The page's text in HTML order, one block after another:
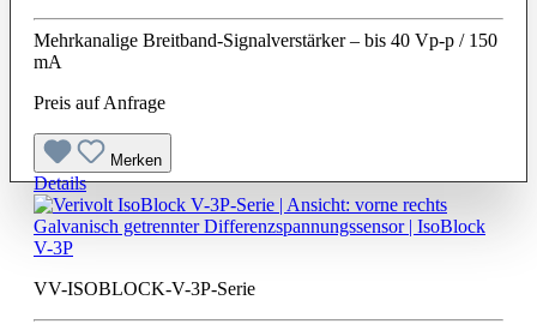
Mehrkanalige Breitband-Signalverstärker – bis 40 Vp-p / 150
mA
Preis auf Anfrage
Merken
Details
Galvanisch getrennter Differenzspannungssensor | IsoBlock
V-3P
VV-ISOBLOCK-V-3P-Serie